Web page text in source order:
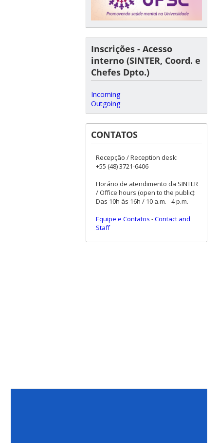
Inscrições - Acesso
interno (SINTER, Coord. e
Chefes Dpto.)
Incoming
Outgoing
CONTATOS
Recepção / Reception desk:
+55 (48) 3721-6406
Horário de atendimento da SINTER
/ Office hours (open to the public):
Das 10h às 16h / 10 a.m. - 4 p.m.
Equipe e Contatos -Contact and
Staff